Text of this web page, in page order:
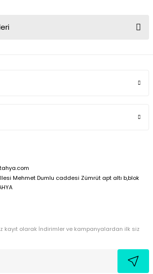
Mehmet Dumlu caddesi Zümrüt apt altı b,blok
kayıt olarak İndirimler ve kampanyalardan ilk siz